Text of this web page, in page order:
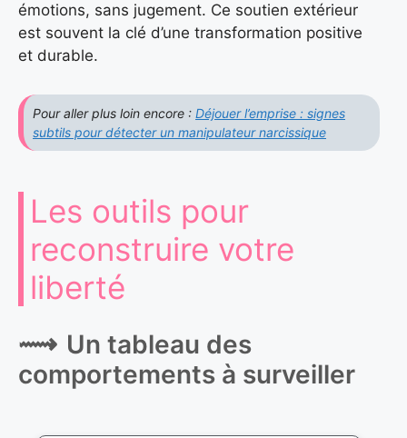
émotions, sans jugement. Ce soutien extérieur
est souvent la clé d’une transformation positive
et durable.
Pour aller plus loin encore : Déjouer l’emprise : signes
subtils pour détecter un manipulateur narcissique
Les outils pour
reconstruire votre
liberté
Un tableau des
comportements à surveiller